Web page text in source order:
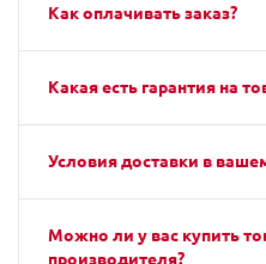
Как оплачивать заказ?
Какая есть гарантия на
Условия доставки в
Можно ли у вас купить
производителя?